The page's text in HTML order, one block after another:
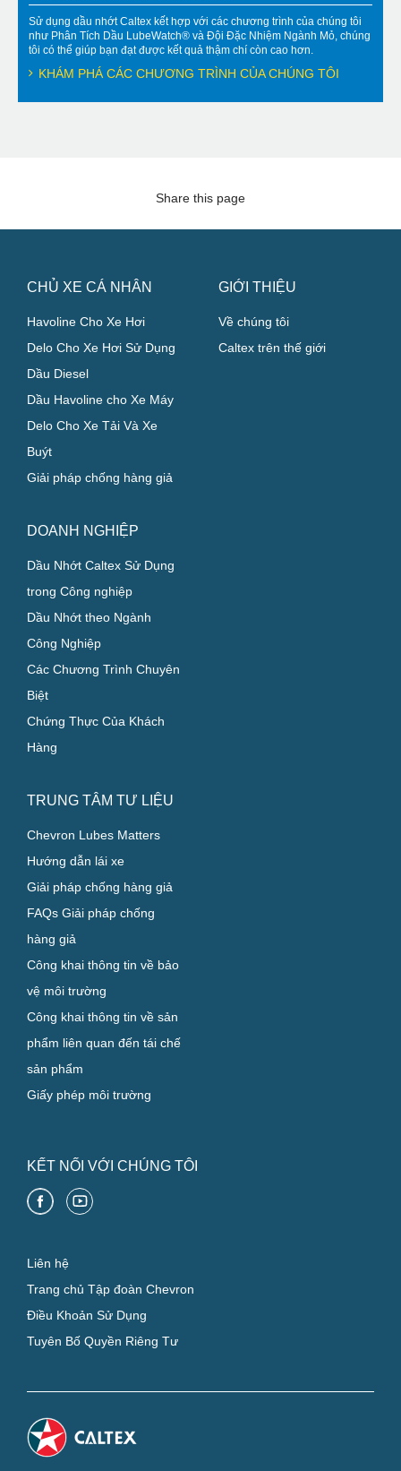
Sử dụng dầu nhớt Caltex kết hợp với các chương trình của chúng tôi
như Phân Tích Dầu LubeWatch® và Đội Đặc Nhiệm Ngành Mỏ, chúng
tôi có thể giúp bạn đạt được kết quả thậm chí còn cao hơn.
KHÁM PHÁ CÁC CHƯƠNG TRÌNH CỦA CHÚNG TÔI
Share this page
CHỦ XE CÁ NHÂN
Havoline Cho Xe Hơi
Delo Cho Xe Hơi Sử Dụng
Dầu Diesel
Dầu Havoline cho Xe Máy
Delo Cho Xe Tải Và Xe
Buýt
Giải pháp chống hàng giả
DOANH NGHIỆP
Dầu Nhớt Caltex Sử Dụng
trong Công nghiệp
Dầu Nhớt theo Ngành
Công Nghiệp
Các Chương Trình Chuyên
Biệt
Chứng Thực Của Khách
Hàng
TRUNG TÂM TƯ LIỆU
Chevron Lubes Matters
Hướng dẫn lái xe
Giải pháp chống hàng giả
FAQs Giải pháp chống
hàng giả
Công khai thông tin về bảo
vệ môi trường
Công khai thông tin về sản
phẩm liên quan đến tái chế
sản phẩm
Giấy phép môi trường
GIỚI THIỆU
Về chúng tôi
Caltex trên thế giới
KẾT NỐI VỚI CHÚNG TÔI
Liên hệ
Trang chủ Tập đoàn Chevron
Điều Khoản Sử Dụng
Tuyên Bố Quyền Riêng Tư